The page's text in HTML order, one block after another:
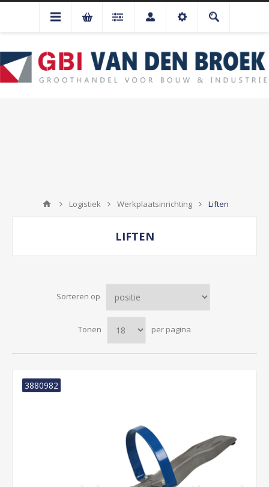
Logistiek Werkplaatsinrichting Liften
LIFTEN
Sorteren op
Tonen per pagina
3880982